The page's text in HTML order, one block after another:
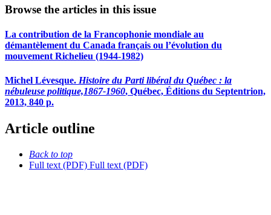
Browse the articles in this issue
La contribution de la Francophonie mondiale au
démantèlement du Canada français ou l’évolution du
mouvement Richelieu (1944-1982)
Michel Lévesque. Histoire du Parti libéral du Québec : la
nébuleuse politique,1867-1960, Québec, Éditions du Septentrion,
2013, 840 p.
Article outline
Back to top
Full text (PDF) Full text (PDF)